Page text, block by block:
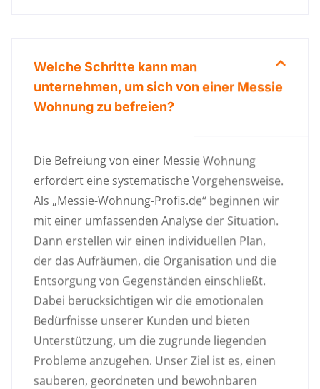
Welche Schritte kann man
unternehmen, um sich von einer Messie
Wohnung zu befreien?
Die Befreiung von einer Messie Wohnung
erfordert eine systematische Vorgehensweise.
Als „Messie-Wohnung-Profis.de“ beginnen wir
mit einer umfassenden Analyse der Situation.
Dann erstellen wir einen individuellen Plan,
der das Aufräumen, die Organisation und die
Entsorgung von Gegenständen einschließt.
Dabei berücksichtigen wir die emotionalen
Bedürfnisse unserer Kunden und bieten
Unterstützung, um die zugrunde liegenden
Probleme anzugehen. Unser Ziel ist es, einen
sauberen, geordneten und bewohnbaren